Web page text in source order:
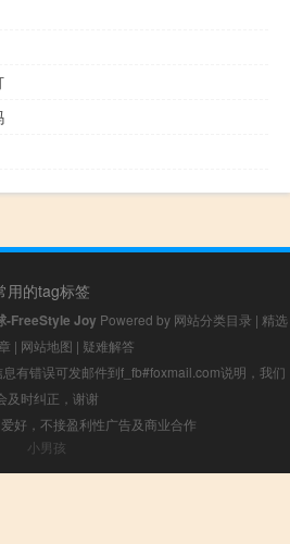
用的tag标签
-FreeStyle Joy Powered by 网站分类目录 | 精选
| 网站地图 | 疑难解答
有错误可发邮件到f_fb#foxmail.com说明，我们
及时纠正，谢谢
好，不接盈利性广告及商业合作
小男孩